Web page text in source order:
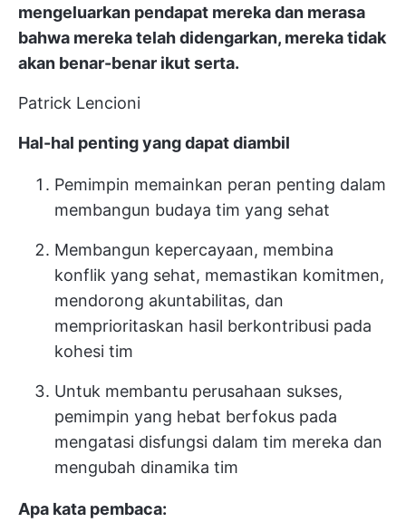
mengeluarkan pendapat mereka dan merasa
bahwa mereka telah didengarkan, mereka tidak
akan benar-benar ikut serta.
Patrick Lencioni
Hal-hal penting yang dapat diambil
Pemimpin memainkan peran penting dalam
membangun budaya tim yang sehat
Membangun kepercayaan, membina
konflik yang sehat, memastikan komitmen,
mendorong akuntabilitas, dan
memprioritaskan hasil berkontribusi pada
kohesi tim
Untuk membantu perusahaan sukses,
pemimpin yang hebat berfokus pada
mengatasi disfungsi dalam tim mereka dan
mengubah dinamika tim
Apa kata pembaca: